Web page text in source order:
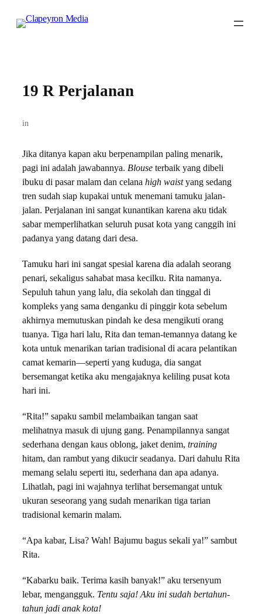
19 R Perjalanan
in
Jika ditanya kapan aku berpenampilan paling menarik,
pagi ini adalah jawabannya. Blouse terbaik yang dibeli
ibuku di pasar malam dan celana high waistyang sedang
tren sudah siap kupakai untuk menemani tamuku jalan-
jalan. Perjalanan ini sangat kunantikan karena aku tidak
sabar memperlihatkan seluruh pusat kota yang canggih ini
padanya yang datang dari desa.
Tamuku hari ini sangat spesial karena dia adalah seorang
penari, sekaligus sahabat masa kecilku. Rita namanya.
Sepuluh tahun yang lalu, dia sekolah dan tinggal di
kompleks yang sama denganku di pinggir kota sebelum
akhirnya memutuskan pindah ke desa mengikuti orang
tuanya. Tiga hari lalu, Rita dan teman-temannya datang ke
kota untuk menarikan tarian tradisional di acara pelantikan
camat kemarin—seperti yang kuduga, dia sangat
bersemangat ketika aku mengajaknya keliling pusat kota
hari ini.
“Rita!” sapaku sambil melambaikan tangan saat
melihatnya masuk di ujung gang. Penampilannya sangat
sederhana dengan kaus oblong, jaket denim, training
hitam, dan rambut yang dikucir seadanya. Dari dahulu Rita
memang selalu seperti itu, sederhana dan apa adanya.
Lihatlah, pagi ini wajahnya terlihat bersemangat untuk
ukuran seseorang yang sudah menarikan tiga tarian
tradisional kemarin malam.
“Apa kabar, Lisa? Wah! Bajumu bagus sekali ya!” sambut
Rita.
“Kabarku baik. Terima kasih banyak!” aku tersenyum
lebar, mengangguk. Tentu saja! Aku ini sudah bertahun-
tahun jadi anak kota!